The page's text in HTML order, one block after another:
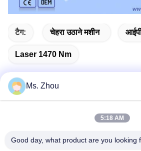
टैग: चेहरा उठाने मशीन
Laser 1470 Nm
पता
Ms. Zhou
5:18 AM
Good day, what product are you looking